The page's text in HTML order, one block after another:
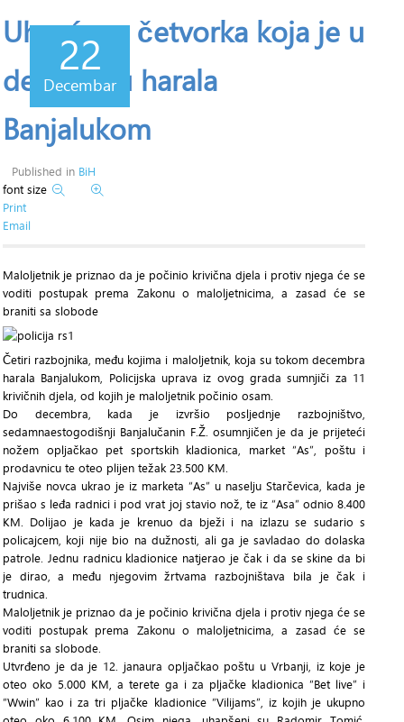
22
Decembar
Uhvaćena četvorka koja je u
decembru harala
Banjalukom
Published in BiH
font size
Print
Email
Maloljetnik je priznao da je počinio krivična djela i protiv njega će se
voditi postupak prema Zakonu o maloljetnicima, a zasad će se
braniti sa slobode
Četiri razbojnika, među kojima i maloljetnik, koja su tokom decembra
harala Banjalukom, Policijska uprava iz ovog grada sumnjiči za 11
krivičnih djela, od kojih je maloljetnik počinio osam.
Do decembra, kada je izvršio posljednje razbojništvo,
sedamnaestogodišnji Banjalučanin F.Ž. osumnjičen je da je prijeteći
nožem opljačkao pet sportskih kladionica, market “As”, poštu i
prodavnicu te oteo plijen težak 23.500 KM.
Najviše novca ukrao je iz marketa “As” u naselju Starčevica, kada je
prišao s leđa radnici i pod vrat joj stavio nož, te iz “Asa” odnio 8.400
KM. Dolijao je kada je krenuo da bježi i na izlazu se sudario s
policajcem, koji nije bio na dužnosti, ali ga je savladao do dolaska
patrole. Jednu radnicu kladionice natjerao je čak i da se skine da bi
je dirao, a među njegovim žrtvama razbojništava bila je čak i
trudnica.
Maloljetnik je priznao da je počinio krivična djela i protiv njega će se
voditi postupak prema Zakonu o maloljetnicima, a zasad će se
braniti sa slobode.
Utvrđeno je da je 12. janaura opljačkao poštu u Vrbanji, iz koje je
oteo oko 5.000 KM, a terete ga i za pljačke kladionica “Bet live” i
“Wwin” kao i za tri pljačke kladionice “Vilijams”, iz kojih je ukupno